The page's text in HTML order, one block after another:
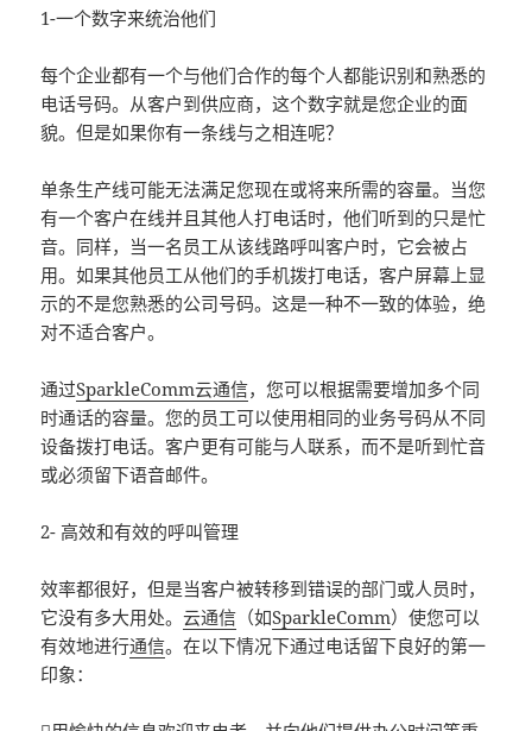
1-一个数字来统治他们
每个企业都有一个与他们合作的每个人都能识别和熟悉的
电话号码。从客户到供应商，这个数字就是您企业的面
貌。但是如果你有一条线与之相连呢？
单条生产线可能无法满足您现在或将来所需的容量。当您
有一个客户在线并且其他人打电话时，他们听到的只是忙
音。同样，当一名员工从该线路呼叫客户时，它会被占
用。如果其他员工从他们的手机拨打电话，客户屏幕上显
示的不是您熟悉的公司号码。这是一种不一致的体验，绝
对不适合客户。
通过SparkleComm云通信，您可以根据需要增加多个同
时通话的容量。您的员工可以使用相同的业务号码从不同
设备拨打电话。客户更有可能与人联系，而不是听到忙音
或必须留下语音邮件。
2- 高效和有效的呼叫管理
效率都很好，但是当客户被转移到错误的部门或人员时，
它没有多大用处。云通信 （如SparkleComm）使您可以
有效地进行通信。在以下情况下通过电话留下良好的第一
印象：